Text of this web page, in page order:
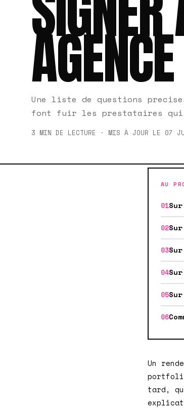
Une liste de questions
font fuir les prestataires qui
3 MIN DE LECTURE · MIS À JOUR LE 07
AU
Un
tard,